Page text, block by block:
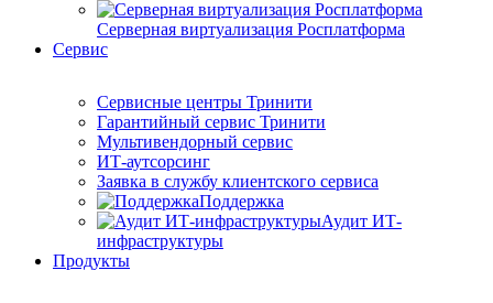
Серверная виртуализация Росплатформа
Сервис
Сервисные центры Тринити
Гарантийный сервис Тринити
Мультивендорный сервис
ИТ-аутсорсинг
Заявка в службу клиентского сервиса
Поддержка
Аудит ИТ-
инфраструктуры
Продукты